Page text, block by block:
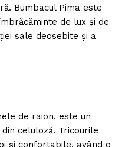
Bumbacul Pima este
de lux și de
sale deosebite și a
de raion, este un
celuloză. Tricourile
și confortabile, având o